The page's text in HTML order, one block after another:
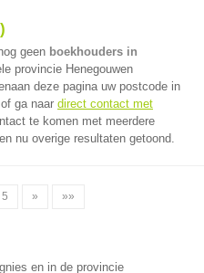
geen boekhouders in
provincie Henegouwen
deze pagina uw postcode in
ga naar direct contact met
te komen met meerdere
nu overige resultaten getoond.
5 » »»
en in de provincie